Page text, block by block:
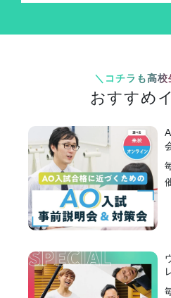
＼コチラも高校
おすすめ